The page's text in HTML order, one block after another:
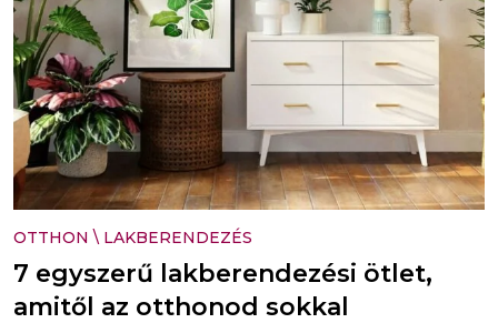
OTTHON \ LAKBERENDEZÉS
7 egyszerű lakberendezési ötlet,
amitől az otthonod sokkal